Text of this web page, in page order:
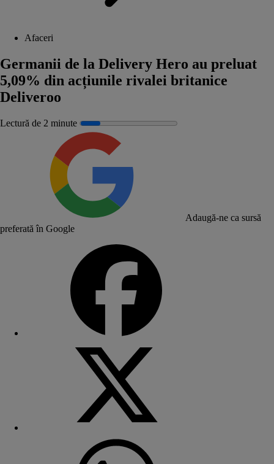
Afaceri
Germanii de la Delivery Hero au preluat
5,09% din acțiunile rivalei britanice
Deliveroo
Lectură de 2 minute
Adaugă-ne ca sursă
preferată în Google